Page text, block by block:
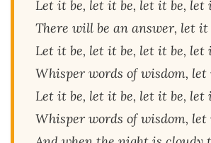
Let it be, let it be, let it be, let
There will be an answer, let it
Let it be, let it be, let it be, let
Whisper words of wisdom, let
Let it be, let it be, let it be, let
Whisper words of wisdom, let